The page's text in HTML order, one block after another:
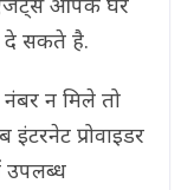
सकते है.
नंबर न मिले तो
प्रोवाइडर